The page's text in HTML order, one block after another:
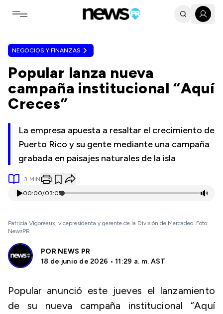
Toggle navigation menu
NEGOCIOS Y FINANZAS
Popular lanza nueva
campaña institucional “Aquí
Creces”
La empresa apuesta a resaltar el crecimiento de
Puerto Rico y su gente mediante una campaña
grabada en paisajes naturales de la isla
3 MIN
00:00/03:05
Patricia Vigoreaux, vicepresidenta y gerente de la División de Mercadeo. Foto:
NewsPR
POR NEWS PR
18 de junio de 2026 • 11:29 a. m. AST
Popular anunció este jueves el lanzamiento
de su nueva campaña institucional “Aquí